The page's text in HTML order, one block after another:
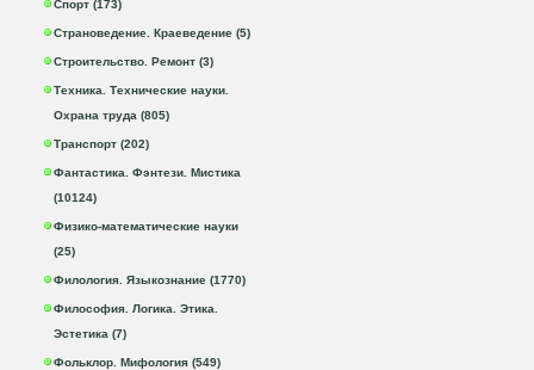
Спорт (173)
Страноведение. Краеведение (5)
Строительство. Ремонт (3)
Техника. Технические науки.
Охрана труда (805)
Транспорт (202)
Фантастика. Фэнтези. Мистика
(10124)
Физико-математические науки
(25)
Филология. Языкознание (1770)
Философия. Логика. Этика.
Эстетика (7)
Фольклор. Мифология (549)